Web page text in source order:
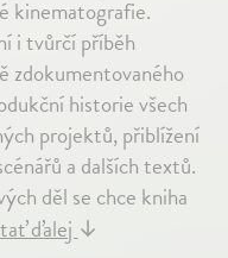
kinematografie.
i tvůrčí příběh
zdokumentovaného
historie všech
projektů, přiblížení
a dalších textů.
děl se chce kniha
ďalej ↓